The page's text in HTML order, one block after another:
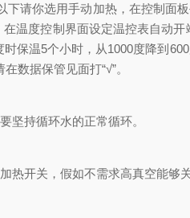
请你选用手动加热，在控制面板
温度控制界面设定温控表自动
时保温5个小时，从1000度降到
数据保管见面打“√”。
持循环水的正常循环。
开关，假如不需求高真空能够关